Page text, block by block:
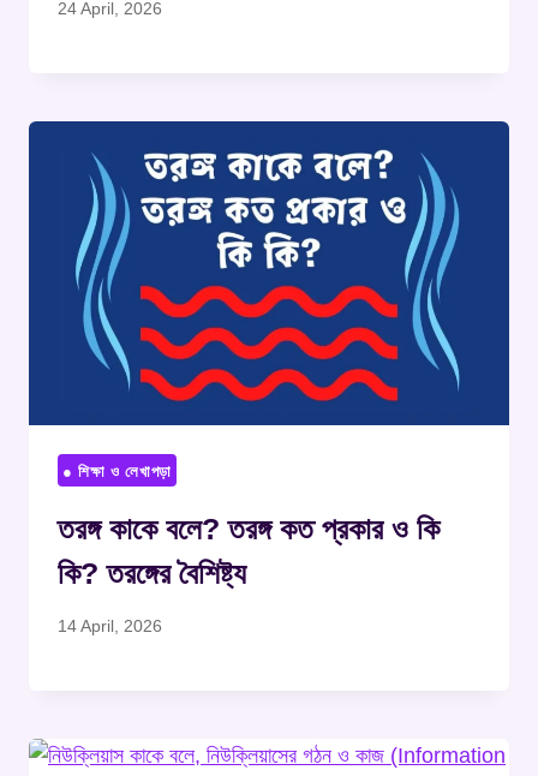
24 April, 2026
● শিক্ষা ও লেখাপড়া
তরঙ্গ কাকে বলে? তরঙ্গ কত প্রকার ও কি
কি? তরঙ্গের বৈশিষ্ট্য
14 April, 2026